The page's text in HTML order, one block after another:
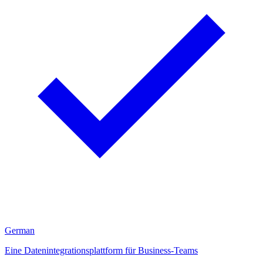
German
Eine Datenintegrationsplattform für Business-Teams